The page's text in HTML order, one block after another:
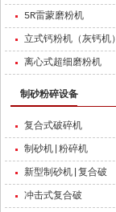
5R雷蒙磨粉机
立式钙粉机（灰钙机）
离心式超细磨粉机
制砂粉碎设备
复合式破碎机
制砂机|粉碎机
新型制砂机|复合破
冲击式复合破